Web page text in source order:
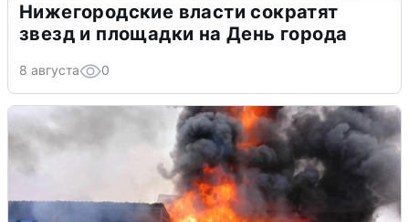
Нижегородские власти сократят
звезд и площадки на День города
8 августа 0